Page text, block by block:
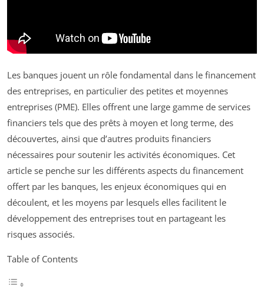
Les banques jouent un rôle fondamental dans le financement
des entreprises, en particulier des petites et moyennes
entreprises (PME). Elles offrent une large gamme de services
financiers tels que des prêts à moyen et long terme, des
découvertes, ainsi que d’autres produits financiers
nécessaires pour soutenir les activités économiques. Cet
article se penche sur les différents aspects du financement
offert par les banques, les enjeux économiques qui en
découlent, et les moyens par lesquels elles facilitent le
développement des entreprises tout en partageant les
risques associés.
Table of Contents